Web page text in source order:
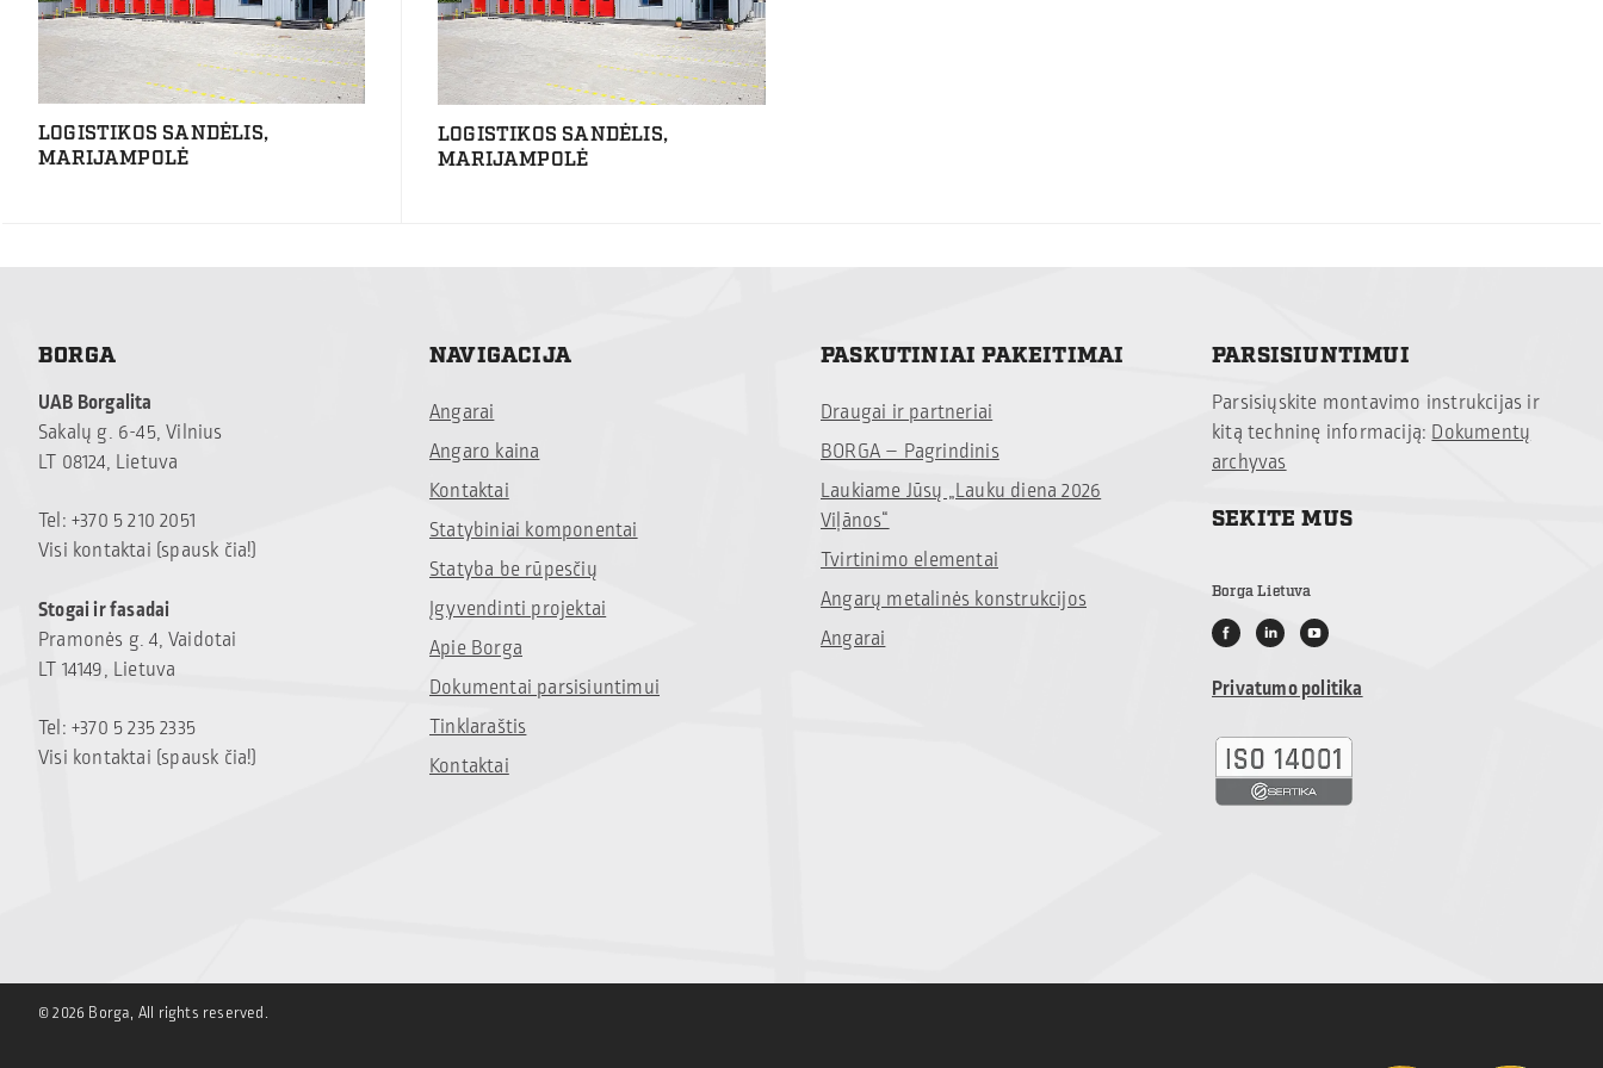
LOGISTIKOS SANDĖLIS,
MARIJAMPOLĖ
LOGISTIKOS SANDĖLIS,
MARIJAMPOLĖ
BORGA
UAB Borgalita
Sakalų g. 6-45, Vilnius
LT 08124, Lietuva
Tel: +370 5 210 2051
Visi kontaktai (spausk čia!)
Stogai ir fasadai
Pramonės g. 4, Vaidotai
LT 14149, Lietuva
Tel: +370 5 235 2335
Visi kontaktai (spausk čia!)
NAVIGACIJA
Angarai
Angaro kaina
Kontaktai
Statybiniai komponentai
Statyba be rūpesčių
Įgyvendinti projektai
Apie Borga
Dokumentai parsisiuntimui
Tinklaraštis
Kontaktai
PASKUTINIAI PAKEITIMAI
Draugai ir partneriai
BORGA – Pagrindinis
Laukiame Jūsų „Lauku diena 2026
Viļānos“
Tvirtinimo elementai
Angarų metalinės konstrukcijos
Angarai
PARSISIUNTIMUI
Parsisiųskite montavimo instrukcijas ir
kitą techninę informaciją:Dokumentų
archyvas
SEKITE MUS
Borga Lietuva
Privatumo politika
© 2026 Borga, All rights reserved.